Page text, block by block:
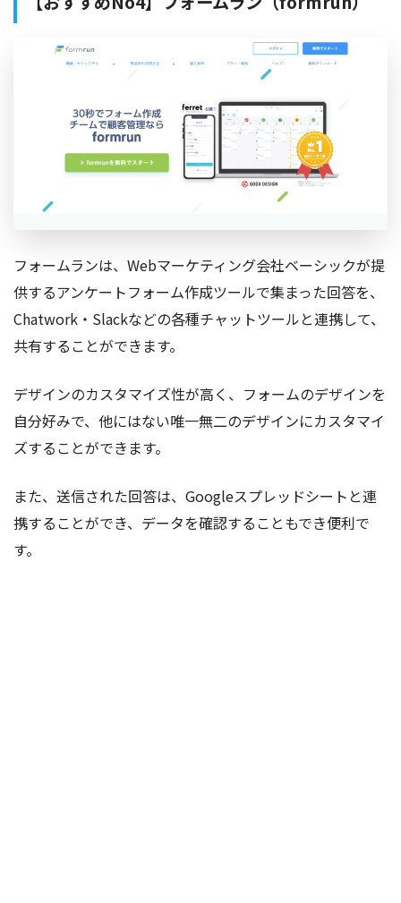
フォームランは、Webマーケティング会社ベーシックが提
供するアンケートフォーム作成ツールで集まった回答を、
Chatwork・Slackなどの各種チャットツールと連携して、
共有することができます。
デザインのカスタマイズ性が高く、フォームのデザインを
自分好みで、他にはない唯一無二のデザインにカスタマイ
ズすることができます。
また、送信された回答は、Googleスプレッドシートと連
携することができ、データを確認することもでき便利で
す。